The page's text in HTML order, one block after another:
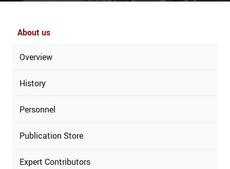
About us
Overview
History
Personnel
Publication Store
Expert Contributors